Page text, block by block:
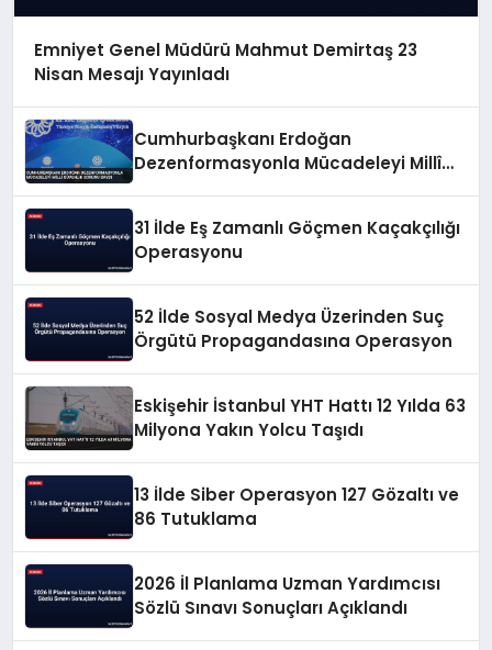
Emniyet Genel Müdürü Mahmut Demirtaş 23
Nisan Mesajı Yayınladı
Cumhurbaşkanı Erdoğan
Dezenformasyonla Mücadeleyi Millî
31 İlde Eş Zamanlı Göçmen Kaçakçılığı
Operasyonu
52 İlde Sosyal Medya Üzerinden Suç
Örgütü Propagandasına Operasyon
Eskişehir İstanbul YHT Hattı 12 Yılda 63
Milyona Yakın Yolcu Taşıdı
13 İlde Siber Operasyon 127 Gözaltı ve
86 Tutuklama
2026 İl Planlama Uzman Yardımcısı
Sözlü Sınavı Sonuçları Açıklandı